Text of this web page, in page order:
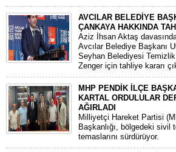
AVCILAR BELEDİYE
ÇANKAYA HAKKINDA
​Aziz İhsan Aktaş
Avcılar Belediye Başkanı
Seyhan Belediyesi
Zenger için tahliye kararı
MHP PENDİK İLÇE
KARTAL ORDULULAR
AĞIRLADI
​Milliyetçi Hareket Partisi
Başkanlığı, bölgedeki sivil
temaslarını sürdürüyor.